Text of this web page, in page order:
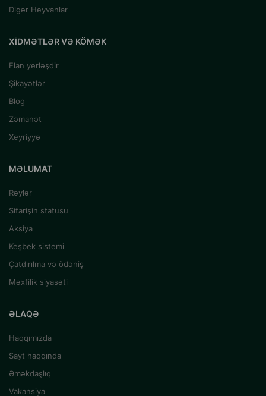
Digər Heyvanlar
XIDMƏTLƏR VƏ KÖMƏK
Elan yerləşdir
Şikayətlər
Blog
Zəmanət
Xeyriyyə
MƏLUMAT
Rəylər
Sifarişin statusu
Aksiya
Keşbek sistemi
Çatdırılma və ödəniş
Məxfilik siyasəti
ƏLAQƏ
Haqqımızda
Sayt haqqında
Əməkdaşlıq
Vakansiya